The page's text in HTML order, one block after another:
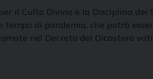
il Culto Divino e la Disciplina
tempo di pandemia, che potrà
nel Decreto del Dicastero